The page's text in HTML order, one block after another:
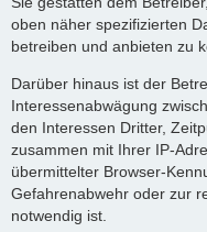
oben näher spezifizierten
betreiben und anbieten zu
Darüber hinaus ist der
Interessenabwägung
den Interessen Dritter,
zusammen mit Ihrer IP-
übermittelter Browser-
Gefahrenabwehr oder zur
notwendig ist.